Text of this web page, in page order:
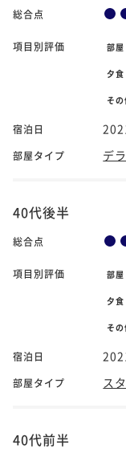
総合点
項目別評価 部屋
夕食
そ
宿泊日
部屋タイプ デ
40代後半
総合点
項目別評価 部屋
夕食
そ
宿泊日
部屋タイプ ス
40代前半